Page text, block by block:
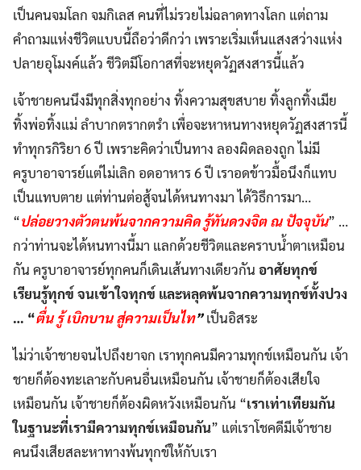
เป็นคนจมโลก จมกิเลส คนที่ไม่รวยไม่ฉลาดทางโลก แต่ถาม
คำถามแห่งชีวิตแบบนี้ถือว่าดีกว่า เพราะเริ่มเห็นแสงสว่างแห่ง
ปลายอุโมงค์แล้ว ชีวิตมีโอกาสที่จะหยุดวัฏสงสารนี้แล้ว
เจ้าชายคนนึงมีทุกสิ่งทุกอย่าง ทิ้งความสุขสบาย ทิ้งลูกทิ้งเมีย
ทิ้งพ่อทิ้งแม่ ลำบากตรากตรำ เพื่อจะหาหนทางหยุดวัฏสงสารนี้
ทำทุกรกิริยา 6 ปี เพราะคิดว่าเป็นทาง ลองผิดลองถูก ไม่มี
ครูบาอาจารย์แต่ไม่เลิก อดอาหาร 6 ปี เราอดข้าวมื้อนึงก็แทบ
เป็นแทบตาย แต่ท่านต่อสู้จนได้หนทางมา ได้วิธีการมา…
“ปล่อยวางตัวตนพ้นจากความคิด รู้ทันดวงจิต ณ ปัจจุบัน” …
กว่าท่านจะได้หนทางนี้มา แลกด้วยชีวิตและคราบน้ำตาเหมือน
กัน ครูบาอาจารย์ทุกคนก็เดินเส้นทางเดียวกัน อาศัยทุกข์
เรียนรู้ทุกข์ จนเข้าใจทุกข์ และหลุดพ้นจากความทุกข์ทั้งปวง
… “ตื่น รู้ เบิกบาน สู่ความเป็นไท” เป็นอิสระ
ไม่ว่าเจ้าชายจนไปถึงยาจก เราทุกคนมีความทุกข์เหมือนกัน เจ้า
ชายก็ต้องทะเลาะกับคนอื่นเหมือนกัน เจ้าชายก็ต้องเสียใจ
เหมือนกัน เจ้าชายก็ต้องผิดหวังเหมือนกัน “เราเท่าเทียมกัน
ในฐานะที่เรามีความทุกข์เหมือนกัน” แต่เราโชคดีมีเจ้าชาย
คนนึงเสียสละหาทางพ้นทุกข์ให้กับเรา